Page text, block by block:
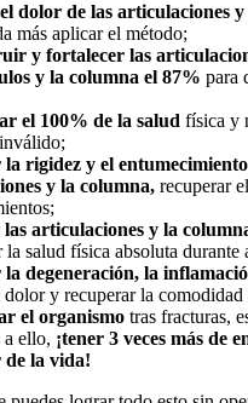
dolor de las articulaciones
más aplicar el método;
y fortalecer las
y la columna el 87% para
el 100% de la salud física y
rigidez y el
y la columna, recuperar
articulaciones y la
la salud física absoluta durante
degeneración, la
y recuperar la comodidad
el organismo tras fracturas,
a ello, ¡tener 3 veces más de
la vida!